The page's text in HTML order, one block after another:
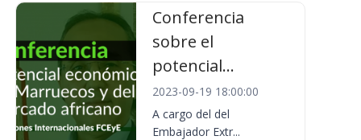
Conferencia
sobre el
potencial...
2023-09-19 18:00:00
A cargo del del
Embajador Extr...